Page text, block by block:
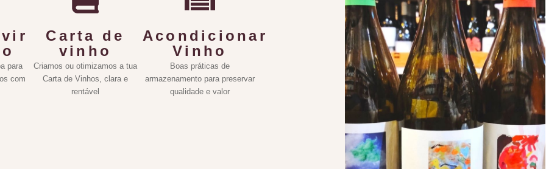
para
com
Carta de
vinho
Criamos ou otimizamos a tua
Carta de Vinhos, clara e
rentável
Acondicionar
Vinho
Boas práticas de
armazenamento para preservar
qualidade e valor